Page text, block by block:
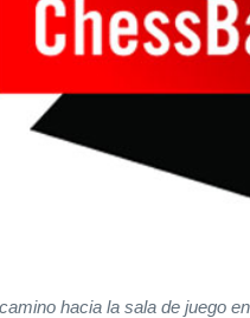
hacia la sala de juego